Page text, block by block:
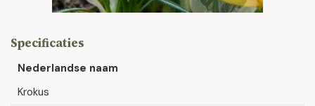
Specificaties
Nederlandse naam
Krokus